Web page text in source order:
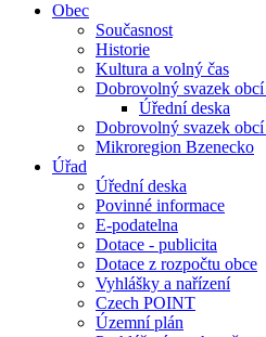
Obec
Současnost
Historie
Kultura a volný čas
Dobrovolný svazek
Úřední deska
Dobrovolný svazek
Mikroregion Bzenecko
Úřad
Úřední deska
Povinné informace
E-podatelna
Dotace - publicita
Dotace z rozpočtu obce
Vyhlášky a nařízení
Czech POINT
Územní plán